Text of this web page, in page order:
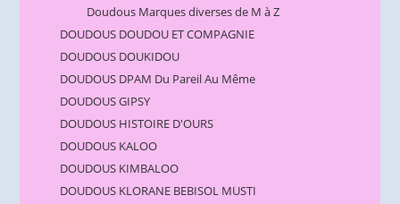
Doudous Marques diverses de M à Z
DOUDOUS DOUDOU ET COMPAGNIE
DOUDOUS DOUKIDOU
DOUDOUS DPAM Du Pareil Au Même
DOUDOUS GIPSY
DOUDOUS HISTOIRE D'OURS
DOUDOUS KALOO
DOUDOUS KIMBALOO
DOUDOUS KLORANE BEBISOL MUSTI